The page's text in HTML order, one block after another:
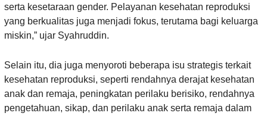
serta kesetaraan gender. Pelayanan kesehatan reproduksi
yang berkualitas juga menjadi fokus, terutama bagi keluarga
miskin,” ujar Syahruddin.
Selain itu, dia juga menyoroti beberapa isu strategis terkait
kesehatan reproduksi, seperti rendahnya derajat kesehatan
anak dan remaja, peningkatan perilaku berisiko, rendahnya
pengetahuan, sikap, dan perilaku anak serta remaja dalam